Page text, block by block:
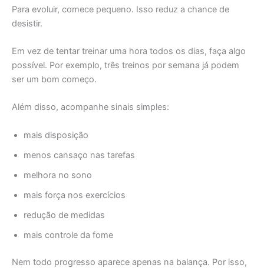
Para evoluir, comece pequeno. Isso reduz a chance de
desistir.
Em vez de tentar treinar uma hora todos os dias, faça algo
possível. Por exemplo, três treinos por semana já podem
ser um bom começo.
Além disso, acompanhe sinais simples:
mais disposição
menos cansaço nas tarefas
melhora no sono
mais força nos exercícios
redução de medidas
mais controle da fome
Nem todo progresso aparece apenas na balança. Por isso,